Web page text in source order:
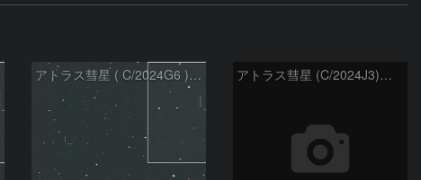
アトラス彗星 ( C/2024G6 )：2026/07/09 アトラス彗星 (C/2024J3)：2026/07/09